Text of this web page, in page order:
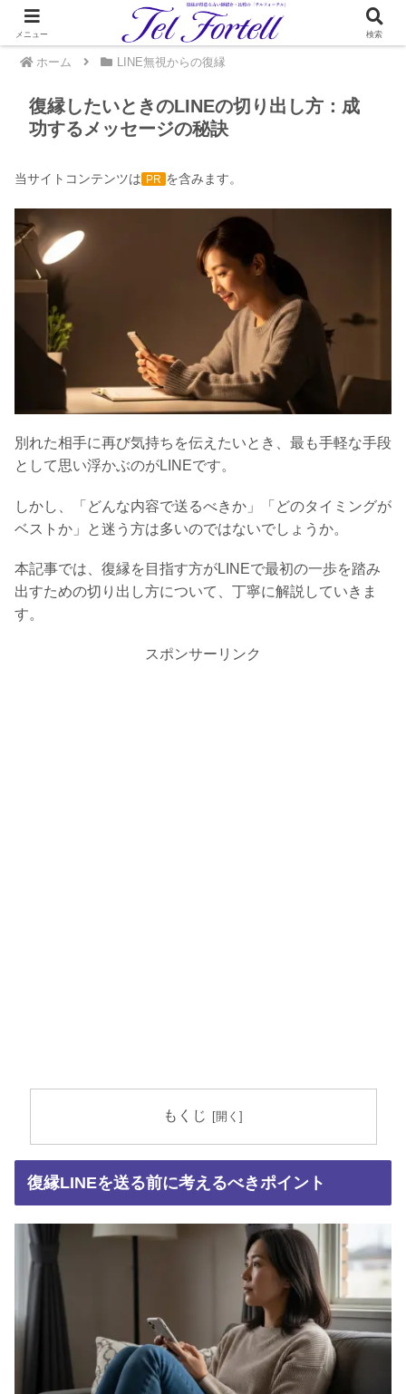
ホーム LINE無視からの復縁
復縁したいときのLINEの切り出し方：成
功するメッセージの秘訣
当サイトコンテンツは PR を含みます。
別れた相手に再び気持ちを伝えたいとき、最も手軽な手段
として思い浮かぶのがLINEです。
しかし、「どんな内容で送るべきか」「どのタイミングが
ベストか」と迷う方は多いのではないでしょうか。
本記事では、復縁を目指す方がLINEで最初の一歩を踏み
出すための切り出し方について、丁寧に解説していきま
す。
スポンサーリンク
もくじ
復縁LINEを送る前に考えるべきポイント
メニュー 検索